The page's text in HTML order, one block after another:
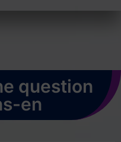
question
en